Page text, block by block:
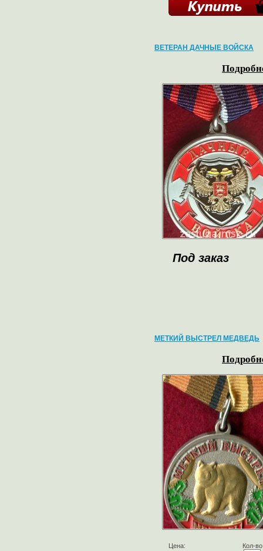
ВЕТЕРАН ДАЧНЫЕ ВОЙСКА
Под заказ
МЕТКИЙ ВЫСТРЕЛ МЕДВЕДЬ
Цена: Кол-